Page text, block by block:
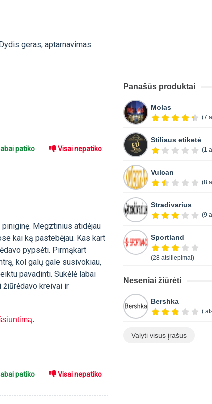
geras, aptarnavimas
patiko Visai nepatiko
Megztinius atidėjau
kai ką pastebėjau. Kas kart
pypsėti. Pirmąkart
kol galų gale susivokiau,
pavadinti. Sukėlė labai
žiūrėdavo kreivai ir
patiko Visai nepatiko
Panašūs produktai
Molas
(7
Stiliaus etiketė
(1
Vulcan
(8
Stradivarius
(9
Sportland
(28 atsiliepimai)
Neseniai žiūrėti
Bershka
(
Valyti visus įrašus